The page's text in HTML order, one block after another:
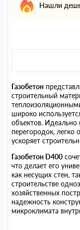
Нашли
Газобетон
строительный
широко
объектов. Идеально
перегородок, легко
ускоряет
Газобетон D400
что делает его
как несущих стен,
строительстве
хозяйственных
надежность
микроклимата